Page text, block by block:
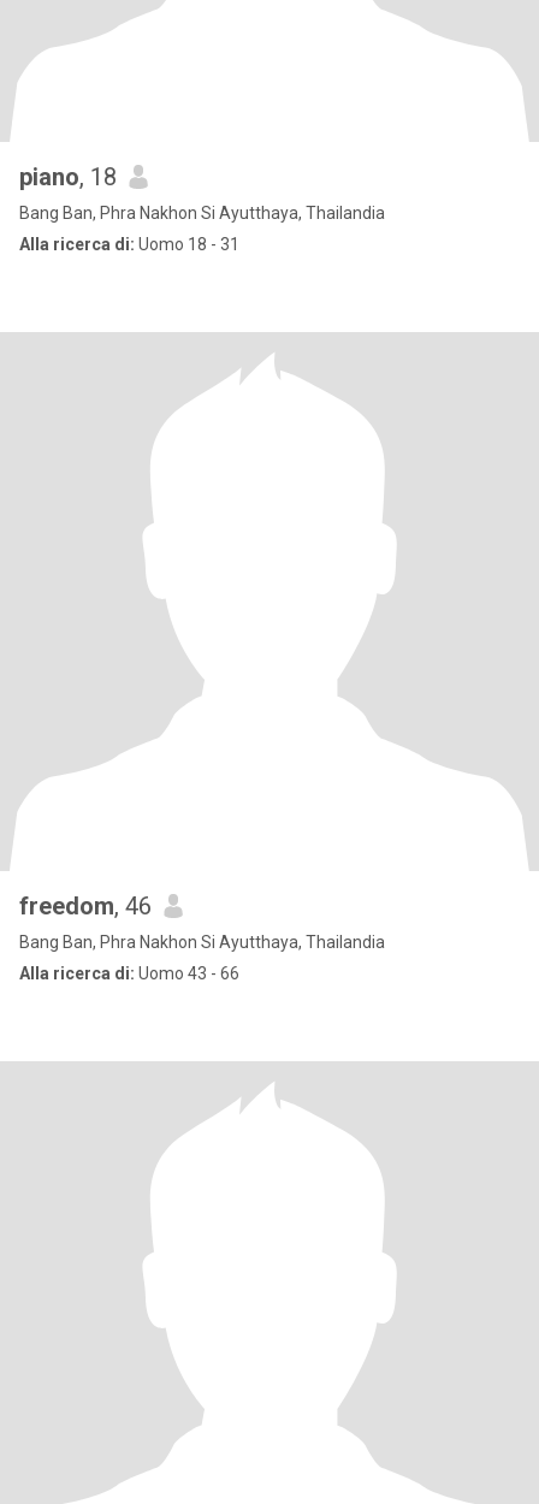
piano, 18
Bang Ban, Phra Nakhon Si Ayutthaya, Thailandia
Alla ricerca di: Uomo 18 - 31
freedom, 46
Bang Ban, Phra Nakhon Si Ayutthaya, Thailandia
Alla ricerca di: Uomo 43 - 66